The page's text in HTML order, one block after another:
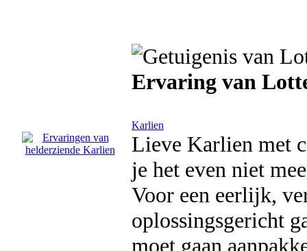
Ervaring van
Karlien
Lieve Karlien met
je het even niet
Voor een eerlijk,
oplossingsgericht
moet gaan